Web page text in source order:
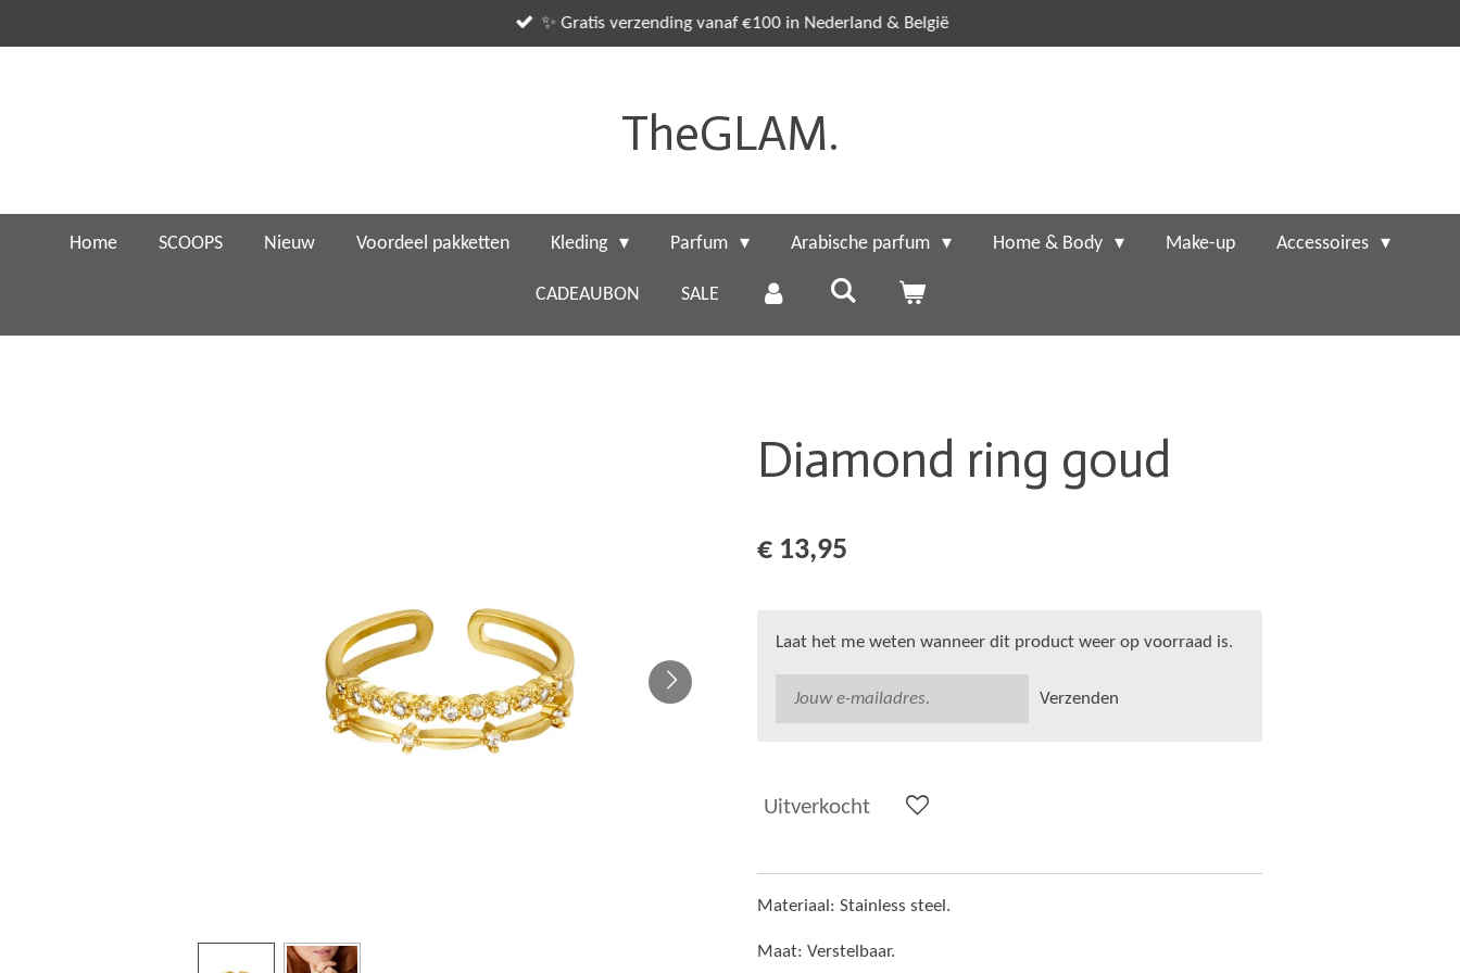
direct
✨ Gratis verzending vanaf €100 in Nederland & België
TheGLAM.
Home SCOOPS Nieuw Voordeel pakketten Kleding Parfum Arabische parfum Home & Body Make-up Accessoires
CADEAUBON SALE
Diamond ring goud
€ 13,95
Laat het me weten wanneer dit product weer op voorraad is.
Verzenden
Uitverkocht
Materiaal: Stainless steel.
Maat: Verstelbaar.